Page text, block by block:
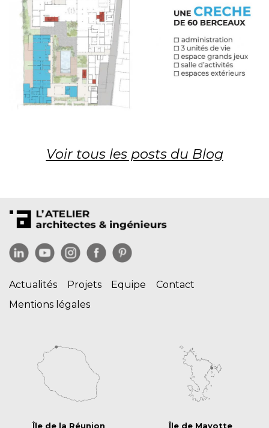
Voir tous les posts du Blog
Actualités Projets Equipe
Contact
Mentions légales
Île de la Réunion Île de Mayotte